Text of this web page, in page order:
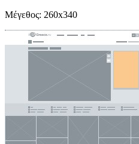
Μέγεθος: 260x340